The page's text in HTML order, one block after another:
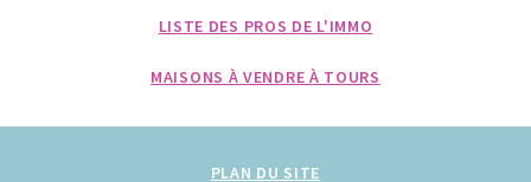
LISTE DES PROS DE L'IMMO
MAISONS À VENDRE À TOURS
PLAN DU SITE